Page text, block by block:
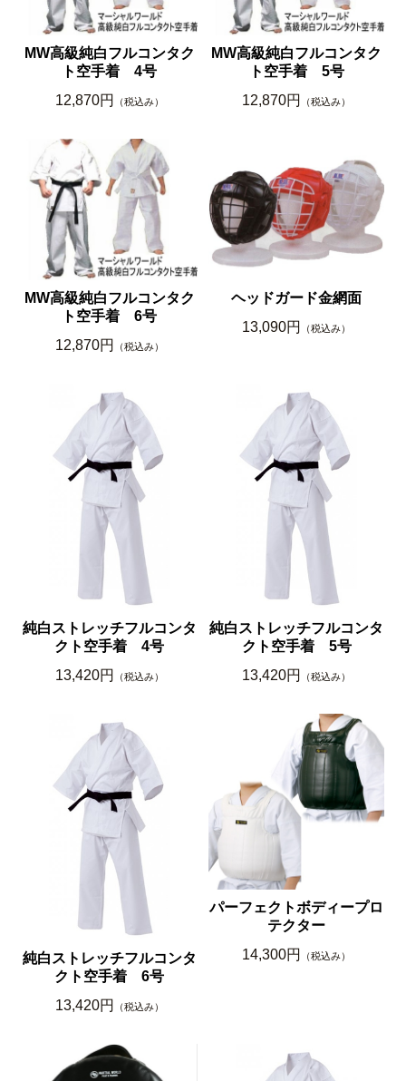
MW高級純白フルコンタク
ト空手着 4号
12,870円
（税込み）
MW高級純白フルコンタク
ト空手着 5号
12,870円
（税込み）
MW高級純白フルコンタク
ト空手着 6号
12,870円
（税込み）
ヘッドガード金網面
13,090円
（税込み）
純白ストレッチフルコンタ
クト空手着 4号
13,420円
（税込み）
純白ストレッチフルコンタ
クト空手着 5号
13,420円
（税込み）
純白ストレッチフルコンタ
クト空手着 6号
13,420円
（税込み）
パーフェクトボディープロ
テクター
14,300円
（税込み）